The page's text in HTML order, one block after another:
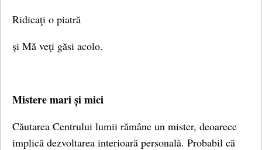
Ridicaţi o piatră
şi Mă veţi găsi acolo.
Mistere mari și mici
Căutarea Centrului lumii rămâne un mister, deoarece
implică dezvoltarea interioară personală. Probabil că